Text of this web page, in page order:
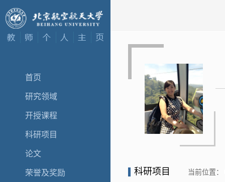
首页
研究领域
开授课程
科研项目
论文
荣誉及奖励 科研项目 当前位置：